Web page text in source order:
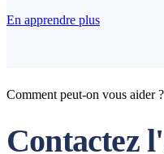
En apprendre plus
Comment peut-on vous aider ?
Contactez